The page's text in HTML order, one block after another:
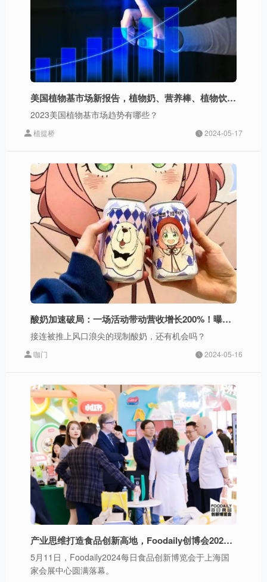
美国植物基市场新报告，植物奶、营养棒、植物饮料增长快速
2023美国植物基市场趋势有哪些？
植提桥 2024-05-17
酸奶加速破局：一场活动带动营收增长200%！曝光2亿次
接连被推上风口浪尖的现制酸奶，还有机会吗？
咖门 2024-05-16
产业思维打造食品创新高地，Foodaily创博会2024圆满落幕！
5月11日，Foodaily2024每日食品创新博览会于上海国
家会展中心圆满落幕。